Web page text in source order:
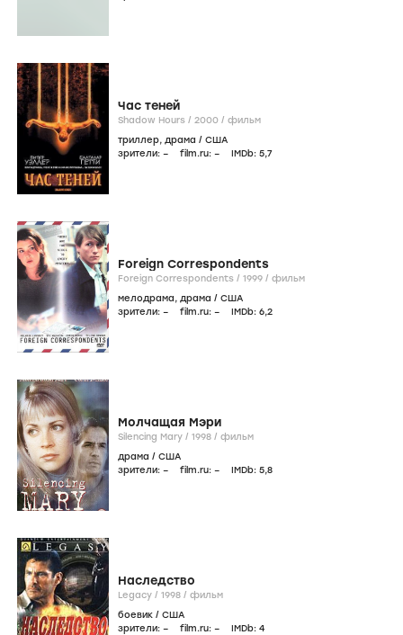
Час теней
Shadow Hours / 2000 / фильм
триллер, драма / США
зрители: – film.ru: – IMDb: 5,7
Foreign Correspondents
Foreign Correspondents / 1999 / фильм
мелодрама, драма / США
зрители: – film.ru: – IMDb: 6,2
Молчащая Мэри
Silencing Mary / 1998 / фильм
драма / США
зрители: – film.ru: – IMDb: 5,8
Наследство
Legacy / 1998 / фильм
боевик / США
зрители: – film.ru: – IMDb: 4